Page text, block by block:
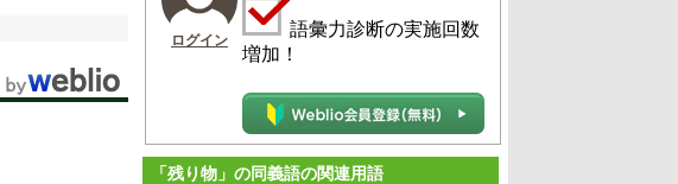
ログイン
語彙力診断の実施回数
増加！
「残り物」の同義語の関連用語